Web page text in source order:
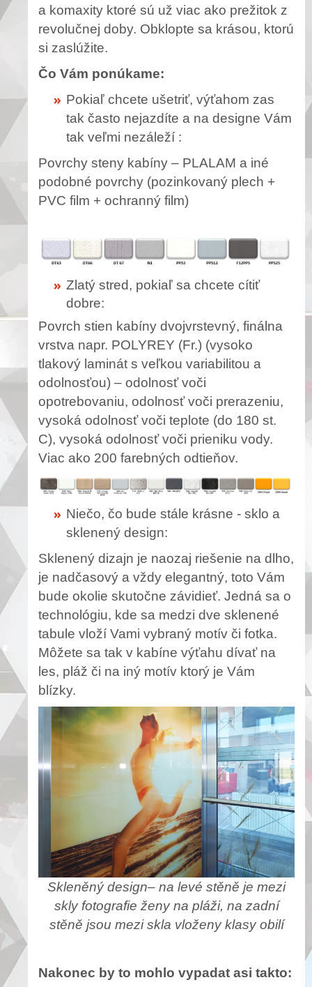
a komaxity ktoré sú už viac ako prežitok z
revolučnej doby. Obklopte sa krásou, ktorú
si zaslúžite.
Čo Vám ponúkame:
Pokiaľ chcete ušetriť, výťahom zas
tak často nejazdíte a na designe Vám
tak veľmi nezáleží :
Povrchy steny kabíny – PLALAM a iné
podobné povrchy (pozinkovaný plech +
PVC film + ochranný film)
Zlatý stred, pokiaľ sa chcete cítiť
dobre:
Povrch stien kabíny dvojvrstevný, finálna
vrstva napr. POLYREY (Fr.) (vysoko
tlakový laminát s veľkou variabilitou a
odolnosťou) – odolnosť voči
opotrebovaniu, odolnosť voči prerazeniu,
vysoká odolnosť voči teplote (do 180 st.
C), vysoká odolnosť voči prieniku vody.
Viac ako 200 farebných odtieňov.
Niečo, čo bude stále krásne - sklo a
sklenený design:
Sklenený dizajn je naozaj riešenie na dlho,
je nadčasový a vždy elegantný, toto Vám
bude okolie skutočne závidieť. Jedná sa o
technológiu, kde sa medzi dve sklenené
tabule vloží Vami vybraný motív či fotka.
Môžete sa tak v kabíne výťahu dívať na
les, pláž či na iný motív ktorý je Vám
blízky.
Skleněný design– na levé stěně je mezi
skly fotografie ženy na pláži, na zadní
stěně jsou mezi skla vloženy klasy obilí
Nakonec by to mohlo vypadat asi takto: